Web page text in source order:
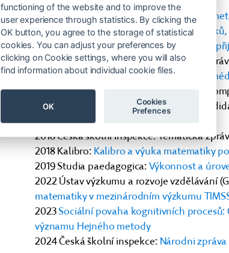
2014 Česká školní inspekce:Alternativní
2017 H-mat, o.p.s.:Porovnání výsledků
metodou, s celkovými výsledky jednotné
2017 Česká školní inspekce: Tematická
a 9. tříd ZŠ – závěrečná zpráva(zprávy v
2017 Národního ústavu pro vzdělávání:
žáků 1. – 5. ročníku ZŠ z pohledu
gramotnosti (na vyžádání na NÚV)
2018 Česká školní inspekce: Tematická
2018 Kalibro: Kalibro a výuka matematiky
2019 Studia paedagogica: Výkonnost a
2022 Ústav výzkumu a rozvoje vzdělávání
matematiky v mezinárodním výzkumu
2023Sociální povaha kognitivních procesů:
významu Hejného metody
2024 Česká školní inspekce: Národni zpráva
functioning of the website and to improve the
user experience through statistics. By clicking the
OK button, you agree to the storage of statistical
cookies. You can adjust your preferences by
clicking on Cookie settings, where you will also
find information about individual cookie files.
OK
Cookies
Prefences